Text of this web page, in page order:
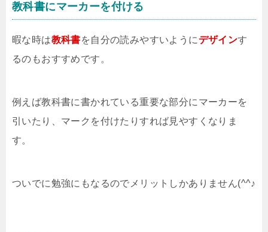
教科書にマーカーを付ける
暇な時は教科書を自分の読みやすいようにデザインす
るのもおすすめです。
例えば教科書に書かれている重要な部分にマーカーを
引いたり、マークを付けたりすれば見やすくなりま
す。
ついでに勉強にもなるのでメリットしかありません(^^♪